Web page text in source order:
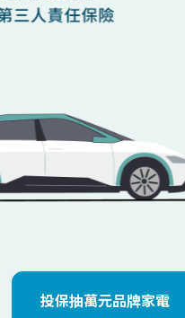
投保抽萬元品牌家電